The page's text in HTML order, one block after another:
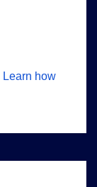
Learn how